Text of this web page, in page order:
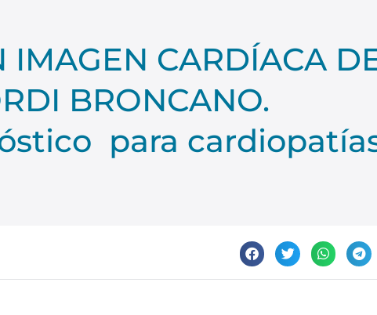
IMAGEN CARDÍACA
BRONCANO.
para